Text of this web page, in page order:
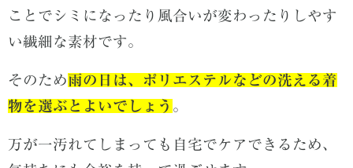
ことでシミになったり風合いが変わったりしやす
い繊細な素材です。
そのため雨の日は、ポリエステルなどの洗える着
物を選ぶとよいでしょう 。
万が一汚れてしまっても自宅でケアできるため、